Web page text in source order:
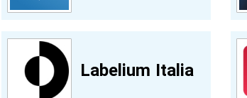
Labelium Italia